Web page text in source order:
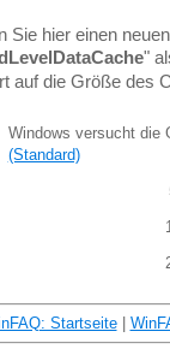
Sie hier einen
"
auf die Größe des
Windows versucht die
(Standard)
Startseite|